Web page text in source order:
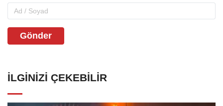
Gönder
İLGINIZI ÇEKEBILIR